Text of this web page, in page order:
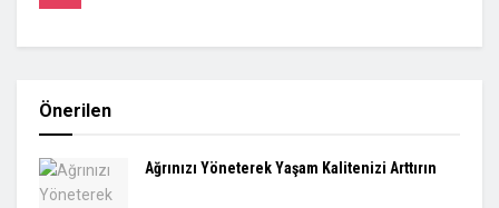
Önerilen
Ağrınızı Yöneterek Yaşam Kalitenizi Arttırın